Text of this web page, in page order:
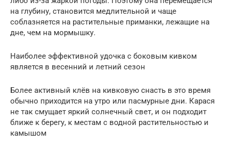
на глубину, становится медлительной и чаще
соблазняется на растительные приманки, лежащие на
дне, чем на мормышку.
Наиболее эффективной удочка с боковым кивком
является в весенний и летний сезон
Более активный клёв на кивковую снасть в это время
обычно приходится на утро или пасмурные дни. Карася
не так смущает яркий солнечный свет, и он подходит
ближе к берегу, к местам с водной растительностью и
камышом